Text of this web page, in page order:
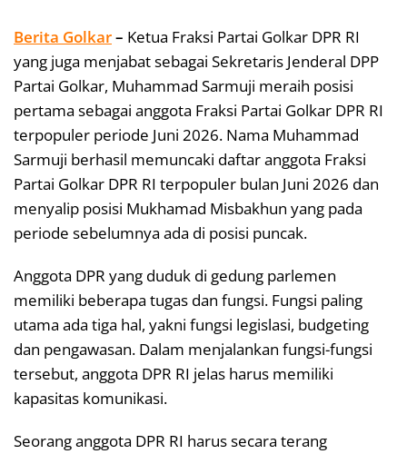
Berita Golkar– Ketua Fraksi Partai Golkar DPR RI
yang juga menjabat sebagai Sekretaris Jenderal DPP
Partai Golkar, Muhammad Sarmuji meraih posisi
pertama sebagai anggota Fraksi Partai Golkar DPR RI
terpopuler periode Juni 2026. Nama Muhammad
Sarmuji berhasil memuncaki daftar anggota Fraksi
Partai Golkar DPR RI terpopuler bulan Juni 2026 dan
menyalip posisi Mukhamad Misbakhun yang pada
periode sebelumnya ada di posisi puncak.
Anggota DPR yang duduk di gedung parlemen
memiliki beberapa tugas dan fungsi. Fungsi paling
utama ada tiga hal, yakni fungsi legislasi, budgeting
dan pengawasan. Dalam menjalankan fungsi-fungsi
tersebut, anggota DPR RI jelas harus memiliki
kapasitas komunikasi.
Seorang anggota DPR RI harus secara terang